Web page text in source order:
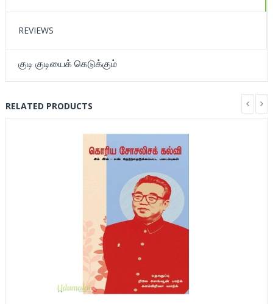
REVIEWS
குடி குடியைக் கெடுக்கும்
RELATED PRODUCTS